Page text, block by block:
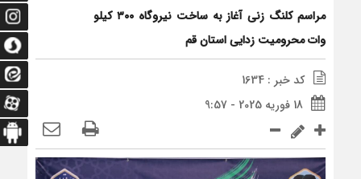
مراسم کلنگ زنی آغاز به ساخت نیروگاه ۳۰۰ کیلو
وات محرومیت زدایی استان قم
کد خبر : 1634
18 فوریه 2025 - 9:57